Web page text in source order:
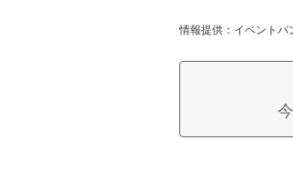
情報提供：イベントバ